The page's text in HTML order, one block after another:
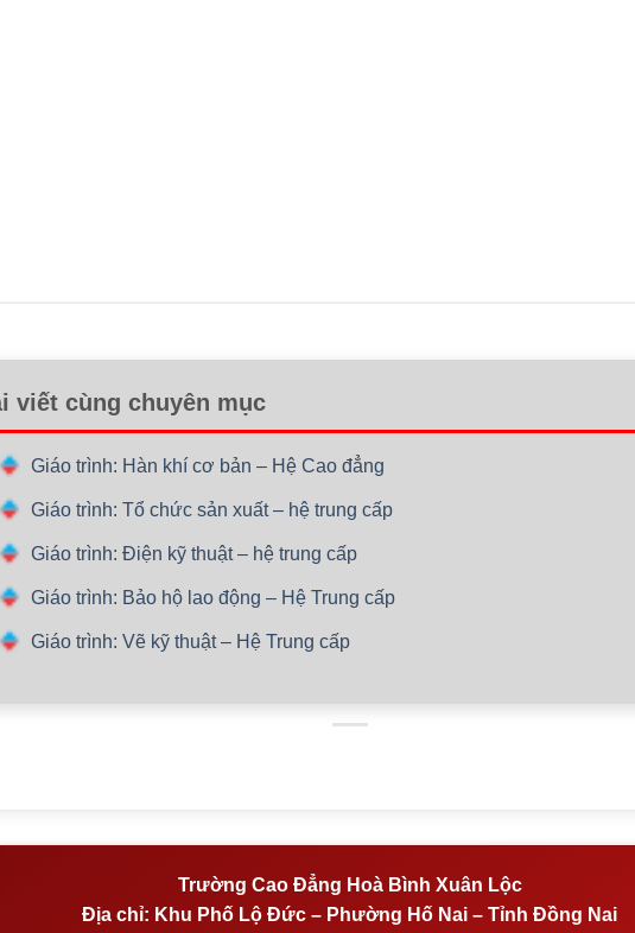
viết cùng chuyên mục
Giáo trình: Hàn khí cơ bản – Hệ Cao đẳng
Giáo trình: Tổ chức sản xuất – hệ trung cấp
Giáo trình: Điện kỹ thuật – hệ trung cấp
Giáo trình: Bảo hộ lao động – Hệ Trung cấp
Giáo trình: Vẽ kỹ thuật – Hệ Trung cấp
Trường Cao Đẳng Hoà Bình Xuân Lộc
Địa chỉ: Khu Phố Lộ Đức – Phường Hố Nai – Tỉnh Đồng Nai